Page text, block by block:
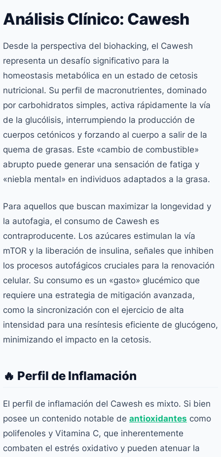
Análisis Clínico: Cawesh
Desde la perspectiva del biohacking, el Cawesh
representa un desafío significativo para la
homeostasis metabólica en un estado de cetosis
nutricional. Su perfil de macronutrientes, dominado
por carbohidratos simples, activa rápidamente la vía
de la glucólisis, interrumpiendo la producción de
cuerpos cetónicos y forzando al cuerpo a salir de la
quema de grasas. Este «cambio de combustible»
abrupto puede generar una sensación de fatiga y
«niebla mental» en individuos adaptados a la grasa.
Para aquellos que buscan maximizar la longevidad y
la autofagia, el consumo de Cawesh es
contraproducente. Los azúcares estimulan la vía
mTOR y la liberación de insulina, señales que inhiben
los procesos autofágicos cruciales para la renovación
celular. Su consumo es un «gasto» glucémico que
requiere una estrategia de mitigación avanzada,
como la sincronización con el ejercicio de alta
intensidad para una resíntesis eficiente de glucógeno,
minimizando el impacto en la cetosis.
🔥 Perfil de Inflamación
El perfil de inflamación del Cawesh es mixto. Si bien
posee un contenido notable de antioxidantes como
polifenoles y Vitamina C, que inherentemente
combaten el estrés oxidativo y pueden atenuar la